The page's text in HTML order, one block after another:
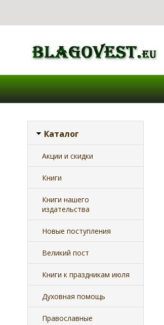
Каталог
Акции и скидки
Книги
Книги нашего
издательства
Новые поступления
Великий пост
Книги к праздникам июля
Духовная помощь
Православные